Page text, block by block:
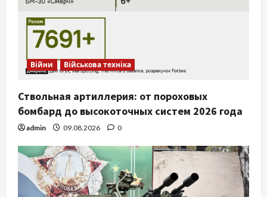
Війни Військова техніка
Ствольная артиллерия: от пороховых
бомбард до высокоточных систем 2026 года
admin 09.08.2026 0